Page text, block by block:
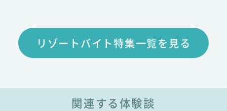
リゾートバイト特集一覧を見る
関連する体験談